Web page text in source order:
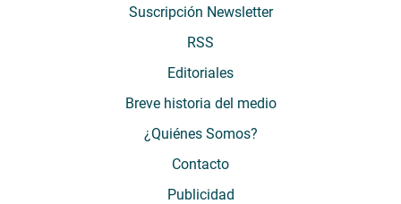
Suscripción Newsletter
RSS
Editoriales
Breve historia del medio
¿Quiénes Somos?
Contacto
Publicidad